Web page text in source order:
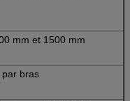
mm et 1500 mm
bras